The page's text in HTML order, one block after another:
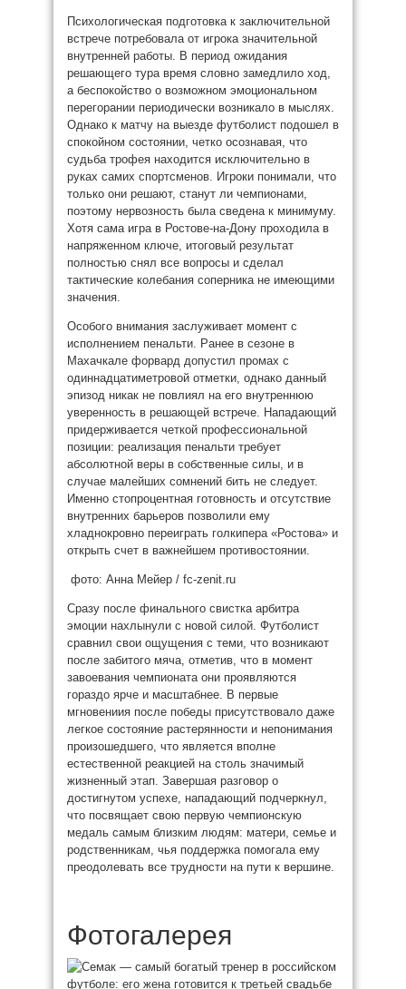
Психологическая подготовка к заключительной
встрече потребовала от игрока значительной
внутренней работы. В период ожидания
решающего тура время словно замедлило ход,
а беспокойство о возможном эмоциональном
перегорании периодически возникало в мыслях.
Однако к матчу на выезде футболист подошел в
спокойном состоянии, четко осознавая, что
судьба трофея находится исключительно в
руках самих спортсменов. Игроки понимали, что
только они решают, станут ли чемпионами,
поэтому нервозность была сведена к минимуму.
Хотя сама игра в Ростове-на-Дону проходила в
напряженном ключе, итоговый результат
полностью снял все вопросы и сделал
тактические колебания соперника не имеющими
значения.
Особого внимания заслуживает момент с
исполнением пенальти. Ранее в сезоне в
Махачкале форвард допустил промах с
одиннадцатиметровой отметки, однако данный
эпизод никак не повлиял на его внутреннюю
уверенность в решающей встрече. Нападающий
придерживается четкой профессиональной
позиции: реализация пенальти требует
абсолютной веры в собственные силы, и в
случае малейших сомнений бить не следует.
Именно стопроцентная готовность и отсутствие
внутренних барьеров позволили ему
хладнокровно переиграть голкипера «Ростова» и
открыть счет в важнейшем противостоянии.
фото: Анна Мейер / fc-zenit.ru
Сразу после финального свистка арбитра
эмоции нахлынули с новой силой. Футболист
сравнил свои ощущения с теми, что возникают
после забитого мяча, отметив, что в момент
завоевания чемпионата они проявляются
гораздо ярче и масштабнее. В первые
мгновениия после победы присутствовало даже
легкое состояние растерянности и непонимания
произошедшего, что является вполне
естественной реакцией на столь значимый
жизненный этап. Завершая разговор о
достигнутом успехе, нападающий подчеркнул,
что посвящает свою первую чемпионскую
медаль самым близким людям: матери, семье и
родственникам, чья поддержка помогала ему
преодолевать все трудности на пути к вершине.
Фотогалерея